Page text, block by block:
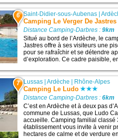
6 Saint-Didier-sous-Aubenas |
Camping Le Verger De Jastres
Distance Camping-Darbres :9km
Situé au bord de l’Ardèche, le
Jastres offre à ses visiteurs une
pour se rafraîchir et se détendre
d’exploration. Ce cadre paisible,
7 Lussas |Ardèche | Rhône-Alpes
Camping Le Ludo
Distance Camping-Darbres :6km
C’est en Ardèche et à deux pas
commune de Lussas, que Ludo
accueille. Camping familial classé
établissement vous invite à venir
hectares de calme et de verdure